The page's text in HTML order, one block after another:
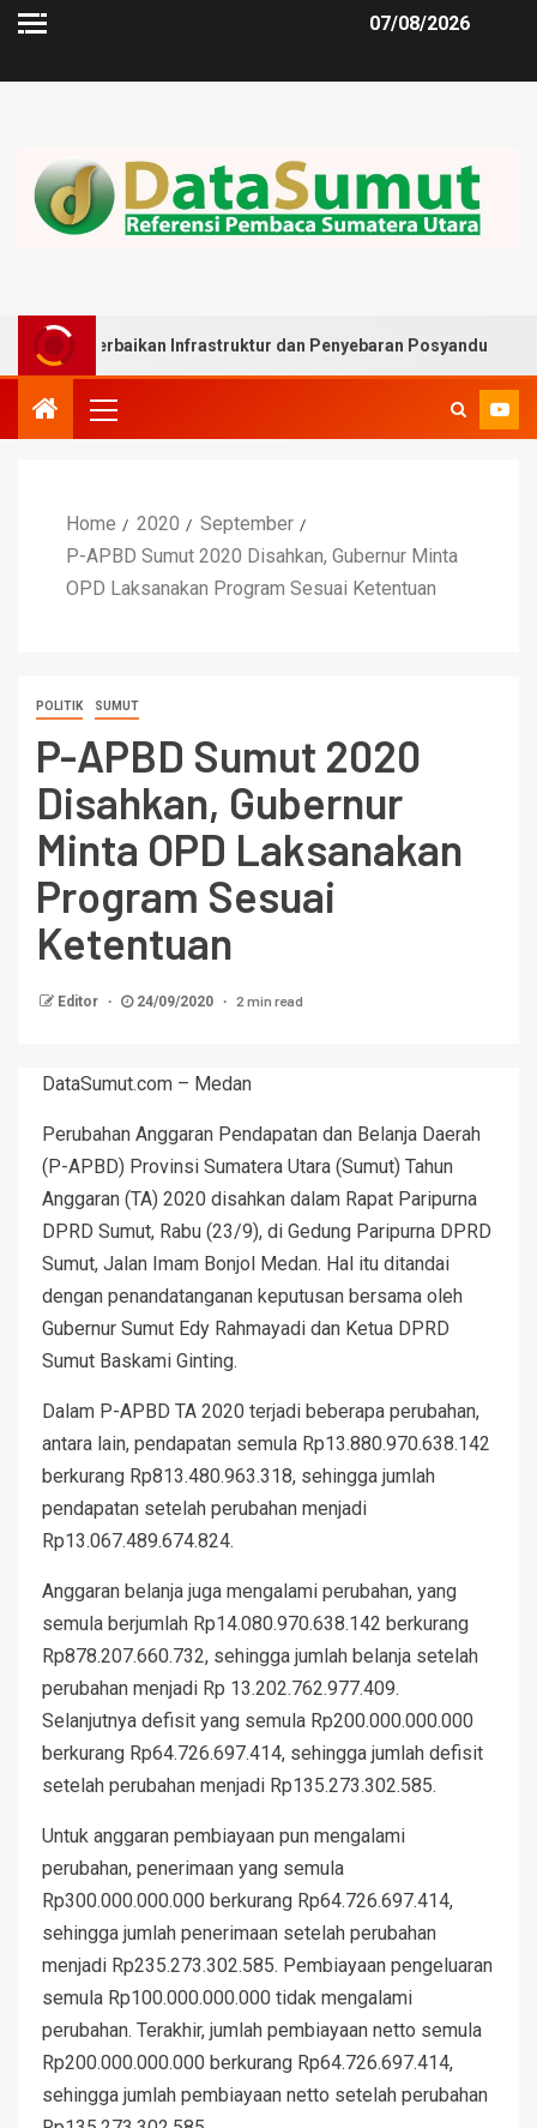
07/08/2026
Infrastruktur dan Penyebaran Posyandu
Home 2020
September
P-APBD Sumut 2020 Disahkan, Gubernur Minta
OPD Laksanakan Program Sesuai Ketentuan
POLITIK SUMUT
P-APBD Sumut 2020
Disahkan, Gubernur
Minta OPD Laksanakan
Program Sesuai
Ketentuan
Editor 24/09/2020 2 min read
DataSumut.com – Medan
Perubahan Anggaran Pendapatan dan Belanja Daerah
(P-APBD) Provinsi Sumatera Utara (Sumut) Tahun
Anggaran (TA) 2020 disahkan dalam Rapat Paripurna
DPRD Sumut, Rabu (23/9), di Gedung Paripurna DPRD
Sumut, Jalan Imam Bonjol Medan. Hal itu ditandai
dengan penandatanganan keputusan bersama oleh
Gubernur Sumut Edy Rahmayadi dan Ketua DPRD
Sumut Baskami Ginting.
Dalam P-APBD TA 2020 terjadi beberapa perubahan,
antara lain, pendapatan semula Rp13.880.970.638.142
berkurang Rp813.480.963.318, sehingga jumlah
pendapatan setelah perubahan menjadi
Rp13.067.489.674.824.
Anggaran belanja juga mengalami perubahan, yang
semula berjumlah Rp14.080.970.638.142 berkurang
Rp878.207.660.732, sehingga jumlah belanja setelah
perubahan menjadi Rp 13.202.762.977.409.
Selanjutnya defisit yang semula Rp200.000.000.000
berkurang Rp64.726.697.414, sehingga jumlah defisit
setelah perubahan menjadi Rp135.273.302.585.
Untuk anggaran pembiayaan pun mengalami
perubahan, penerimaan yang semula
Rp300.000.000.000 berkurang Rp64.726.697.414,
sehingga jumlah penerimaan setelah perubahan
menjadi Rp235.273.302.585. Pembiayaan pengeluaran
semula Rp100.000.000.000 tidak mengalami
perubahan. Terakhir, jumlah pembiayaan netto semula
Rp200.000.000.000 berkurang Rp64.726.697.414,
sehingga jumlah pembiayaan netto setelah perubahan